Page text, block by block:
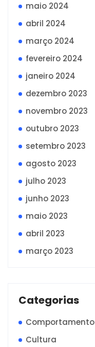
maio 2024
abril 2024
março 2024
fevereiro 2024
janeiro 2024
dezembro 2023
novembro 2023
outubro 2023
setembro 2023
agosto 2023
julho 2023
junho 2023
maio 2023
abril 2023
março 2023
Categorias
Comportamento
Cultura